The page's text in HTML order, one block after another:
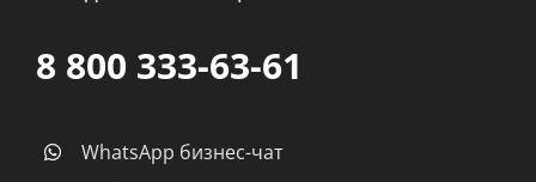
8 800 333-63-61
WhatsApp бизнес-чат